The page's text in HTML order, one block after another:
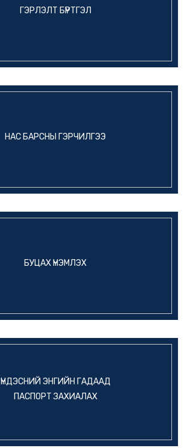
ГЭРЛЭЛТ БҮРТГЭЛ
НАС БАРСНЫ ГЭРЧИЛГЭЭ
БУЦАХ ҮНЭМЛЭХ
ҮНДЭСНИЙ ЭНГИЙН ГАДААД
ПАСПОРТ ЗАХИАЛАХ